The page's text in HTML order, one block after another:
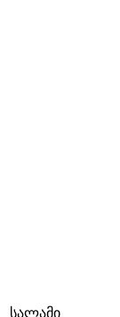
სალამი